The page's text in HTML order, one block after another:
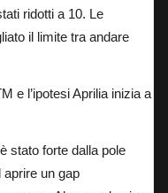
ridotti a 10. Le
il limite tra andare
e l’ipotesi Aprilia inizia a
stato forte dalla pole
aprire un gap